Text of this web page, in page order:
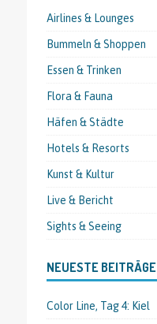
Airlines & Lounges
Bummeln & Shoppen
Essen & Trinken
Flora & Fauna
Häfen & Städte
Hotels & Resorts
Kunst & Kultur
Live & Bericht
Sights & Seeing
NEUESTE BEITRÄGE
Color Line, Tag 4: Kiel